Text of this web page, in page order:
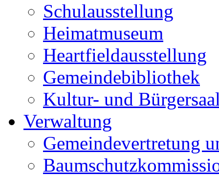
Schulausstellung
Heimatmuseum
Heartfieldausstellung
Gemeindebibliothek
Kultur- und
Verwaltung
Gemeindevertretung